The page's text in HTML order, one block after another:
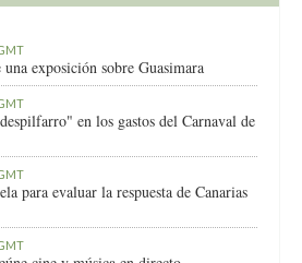
exposición sobre Guasimara
en los gastos del Carnaval de
para evaluar la respuesta de Canarias